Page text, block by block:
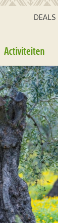
DEALS
Activiteiten